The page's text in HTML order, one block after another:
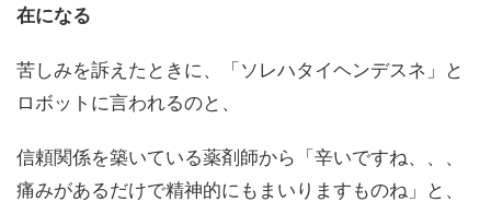
在になる
苦しみを訴えたときに、「ソレハタイヘンデスネ」と
ロボットに言われるのと、
信頼関係を築いている薬剤師から「辛いですね、、、
痛みがあるだけで精神的にもまいりますものね」と、